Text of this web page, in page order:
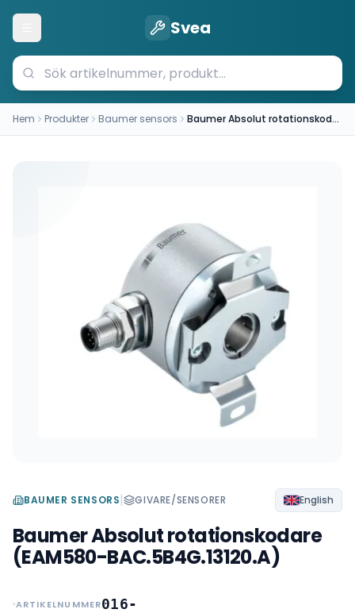
Öppna meny Svea
Hem Produkter Baumer sensors Baumer Absolut rotationskodare (EAM580-BAC.5B4G.13120.A)
BAUMER SENSORS| GIVARE/SENSORER English
Baumer Absolut rotationskodare
(EAM580-BAC.5B4G.13120.A)
ARTIKELNUMMER016-